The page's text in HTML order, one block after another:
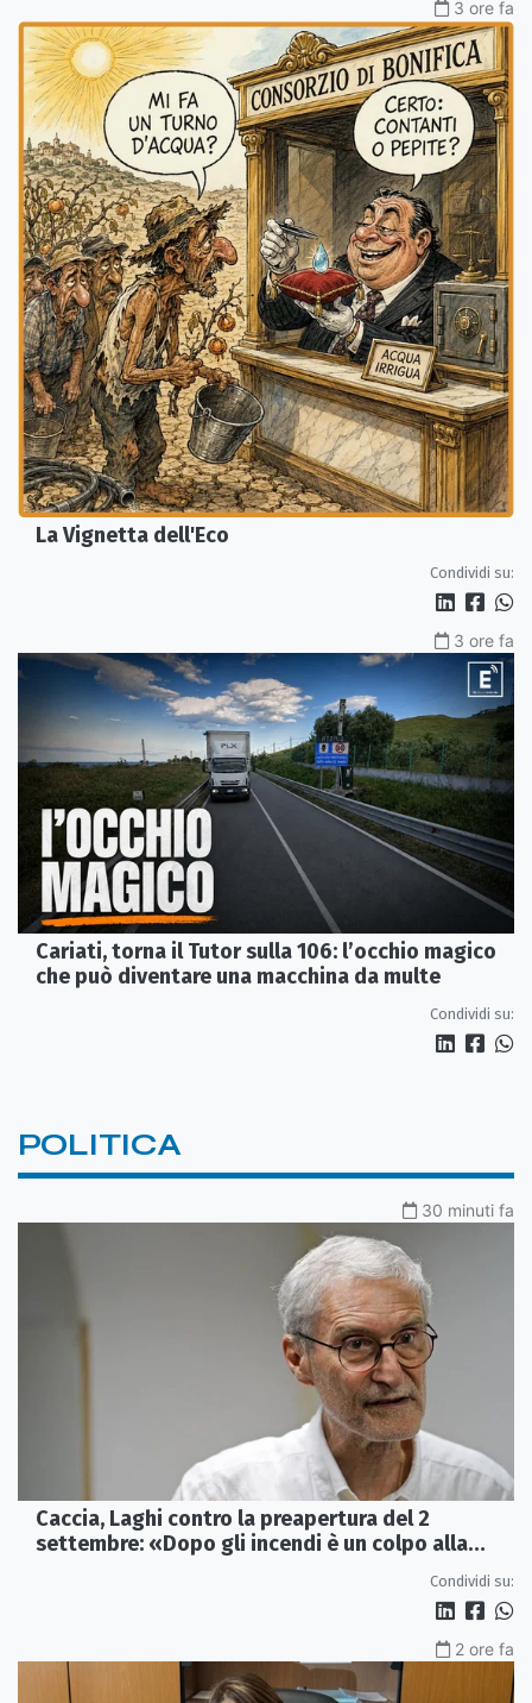
3 ore fa
La Vignetta dell'Eco
Condividi su:
3 ore fa
Cariati, torna il Tutor sulla 106: l’occhio magico
che può diventare una macchina da multe
Condividi su:
POLITICA
30 minuti fa
Caccia, Laghi contro la preapertura del 2
settembre: «Dopo gli incendi è un colpo alla
Condividi su:
2 ore fa